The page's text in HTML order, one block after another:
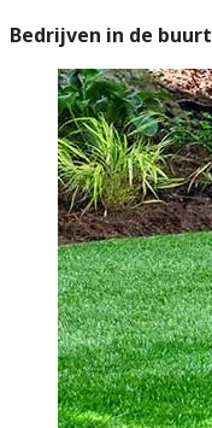
Bedrijven in de buurt